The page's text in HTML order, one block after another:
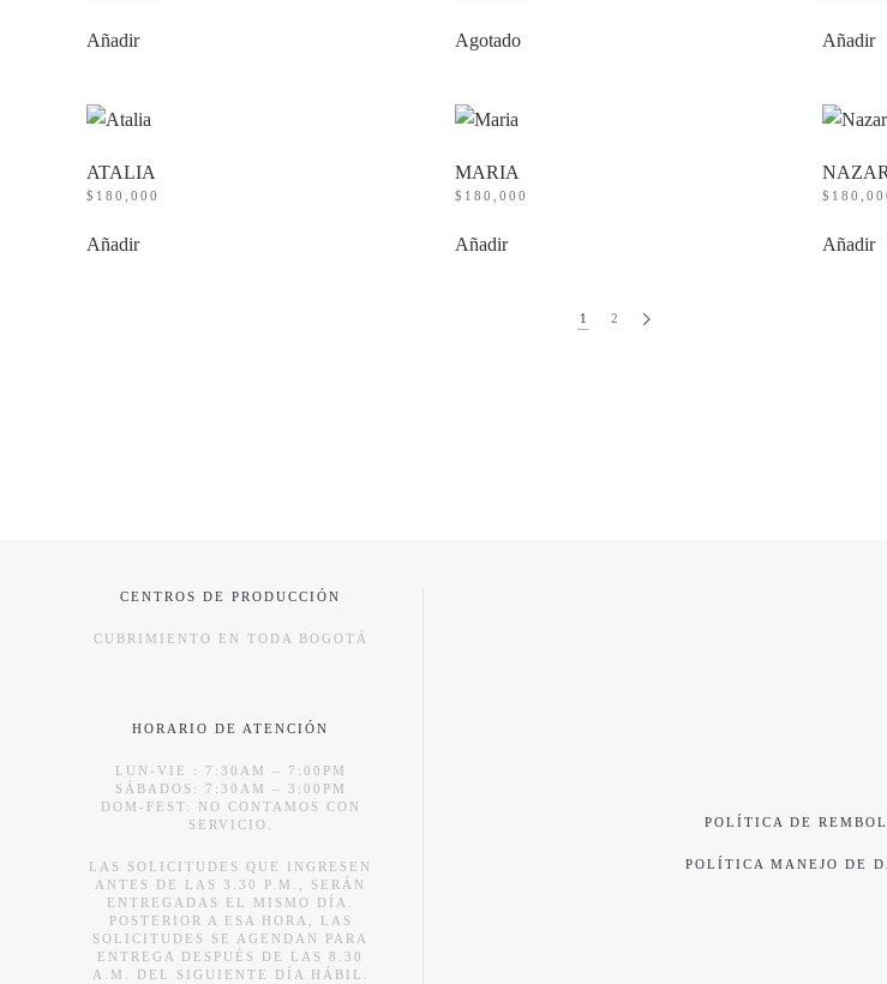
Añadir Agotado Añadir
ATALIA
$ 180,000
Añadir
MARIA
$ 180,000
Añadir
$
Añadir
1 2
CENTROS DE PRODUCCIÓN
CUBRIMIENTO EN TODA BOGOTÁ
HORARIO DE ATENCIÓN
LUN-VIE : 7:30AM – 7:00PM
SÁBADOS: 7:30AM – 3:00PM
DOM-FEST: NO CONTAMOS CON
SERVICIO.
LAS SOLICITUDES QUE INGRESEN
ANTES DE LAS 3.30 P.M., SERÁN
ENTREGADAS EL MISMO DÍA.
POSTERIOR A ESA HORA, LAS
SOLICITUDES SE AGENDAN PARA
ENTREGA DESPUÉS DE LAS 8.30
A.M. DEL SIGUIENTE DÍA HÁBIL.
POLÍTICA DE
POLÍTICA MANEJO DE